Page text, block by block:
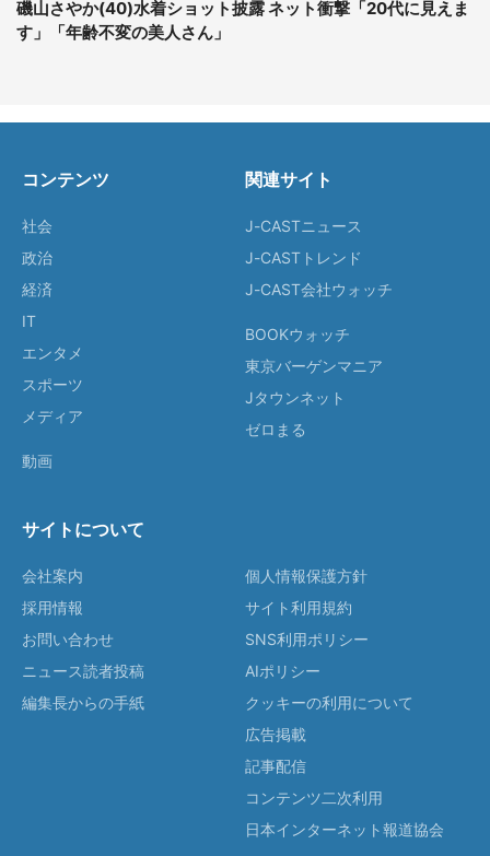
磯山さやか(40)水着ショット披露 ネット衝撃「20代に見えま
す」「年齢不変の美人さん」
コンテンツ
社会
政治
経済
IT
エンタメ
スポーツ
メディア
動画
関連サイト
J-CASTニュース
J-CASTトレンド
J-CAST会社ウォッチ
BOOKウォッチ
東京バーゲンマニア
Jタウンネット
ゼロまる
サイトについて
会社案内
採用情報
お問い合わせ
ニュース読者投稿
編集長からの手紙
個人情報保護方針
サイト利用規約
SNS利用ポリシー
AIポリシー
クッキーの利用について
広告掲載
記事配信
コンテンツ二次利用
日本インターネット報道協会